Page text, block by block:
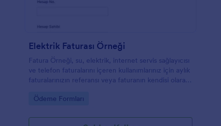
Elektrik Faturası Örneği
Fatura Örneği, su, elektrik, internet servis sağlayıcısı
ve telefon faturalarını içeren kullanımlarınız için aylık
faturalarınızın referansı veya faturanın kendisi olarak
takibini yapmanız ve aylık gelir gider hesabınızı
hesap numarası, hesap sahibinin adı, fatura tarihi,
Go to Category:
Ödeme Formları